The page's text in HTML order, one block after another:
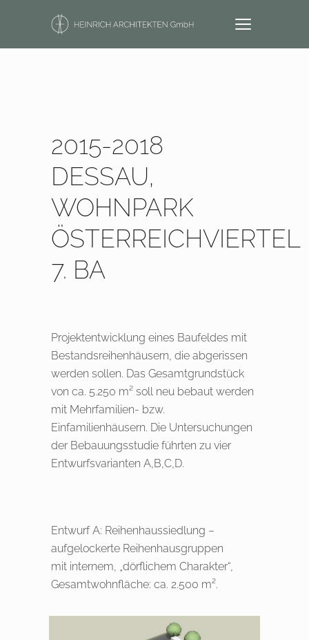
2015-2018
DESSAU,
WOHNPARK
ÖSTERREICHVIERTEL
7. BA
Projektentwicklung eines Baufeldes mit
Bestandsreihenhäusern, die abgerissen
werden sollen. Das Gesamtgrundstück
von ca. 5.250 m² soll neu bebaut werden
mit Mehrfamilien- bzw.
Einfamilienhäusern. Die Untersuchungen
der Bebauungsstudie führten zu vier
Entwurfsvarianten A,B,C,D.
Entwurf A: Reihenhaussiedlung –
aufgelockerte Reihenhausgruppen
mit internem, „dörflichem Charakter“,
Gesamtwohnfläche: ca. 2.500 m².